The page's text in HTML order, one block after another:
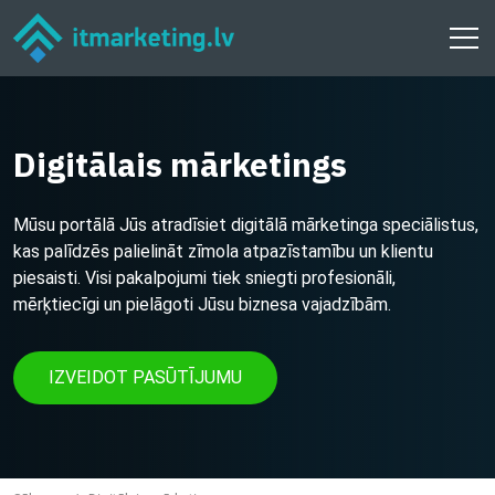
Digitālais mārketings
Mūsu portālā Jūs atradīsiet digitālā mārketinga speciālistus,
kas palīdzēs palielināt zīmola atpazīstamību un klientu
piesaisti. Visi pakalpojumi tiek sniegti profesionāli,
mērķtiecīgi un pielāgoti Jūsu biznesa vajadzībām.
IZVEIDOT PASŪTĪJUMU